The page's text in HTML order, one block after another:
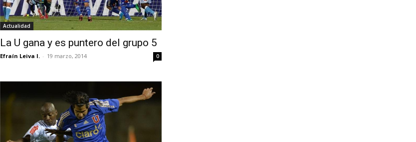
Actualidad
La U gana y es puntero del grupo 5
Efraín Leiva I. - 19 marzo, 2014 0